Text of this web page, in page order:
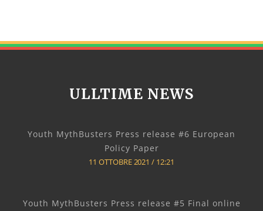
ULLTIME NEWS
Youth MythBusters Press release #6 European
Policy Paper
11 OTTOBRE 2021 12:21
Youth MythBusters Press release #5 Final online